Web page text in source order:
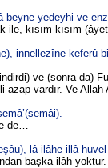
yedeyhi ve
kısım kısım
innellezîne keferû
ve (sonra da)
vardır. Ve
de…
lâ ilâhe illâ
başka ilâh